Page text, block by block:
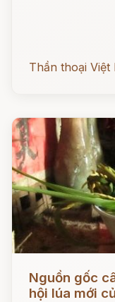
Thần thoại Việt
Đọc ngay
Nguồn gốc
hội lúa mới